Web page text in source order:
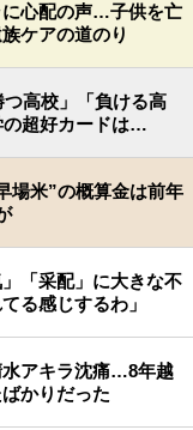
心配の声…子供を亡
ケアの道のり
つ高校」「負ける高
の超好カードは…
場米”の概算金は前年
「采配」に大きな不
る感じするわ」
水アキラ沈痛…8年越
かりだった